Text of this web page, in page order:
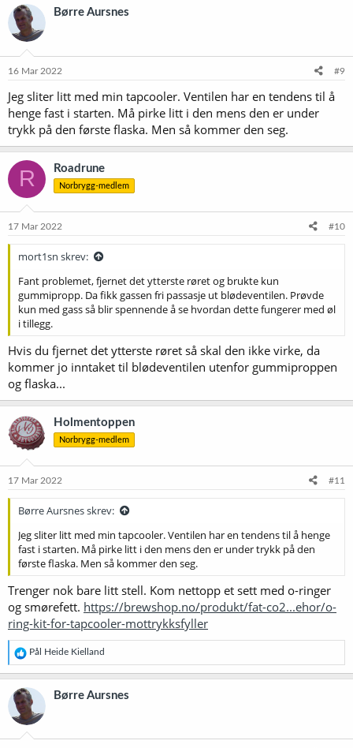
k
s
o
e
:
Børre Aursnes
16 Mar 2022 #9
Jeg sliter litt med min tapcooler. Ventilen har en tendens til å
henge fast i starten. Må pirke litt i den mens den er under
trykk på den første flaska. Men så kommer den seg.
R Roadrune
Norbrygg-medlem
17 Mar 2022 #10
mort1sn skrev:
Fant problemet, fjernet det ytterste røret og brukte kun
gummipropp. Da fikk gassen fri passasje ut blødeventilen. Prøvde
kun med gass så blir spennende å se hvordan dette fungerer med øl
i tillegg.
Hvis du fjernet det ytterste røret så skal den ikke virke, da
kommer jo inntaket til blødeventilen utenfor gummiproppen
og flaska...
Holmentoppen
Norbrygg-medlem
17 Mar 2022 #11
Børre Aursnes skrev:
Jeg sliter litt med min tapcooler. Ventilen har en tendens til å henge
fast i starten. Må pirke litt i den mens den er under trykk på den
første flaska. Men så kommer den seg.
Trenger nok bare litt stell. Kom nettopp et sett med o-ringer
og smørefett. https://brewshop.no/produkt/fat-co2...ehor/o-
ring-kit-for-tapcooler-mottrykksfyller
R
e
a
k
s
o
Pål Heide Kielland
Børre Aursnes